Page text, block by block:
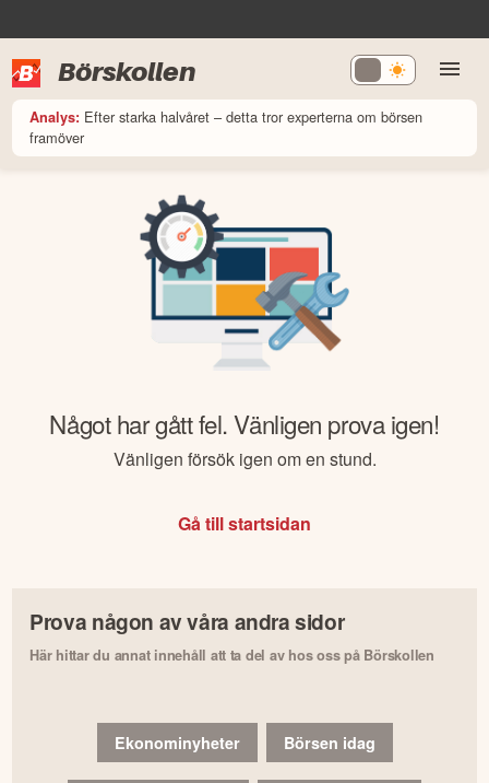
Börskollen
Analys: Efter starka halvåret – detta tror experterna om börsen
framöver
Något har gått fel. Vänligen prova igen!
Vänligen försök igen om en stund.
Gå till startsidan
Prova någon av våra andra sidor
Här hittar du annat innehåll att ta del av hos oss på Börskollen
Ekonominyheter Börsen idag